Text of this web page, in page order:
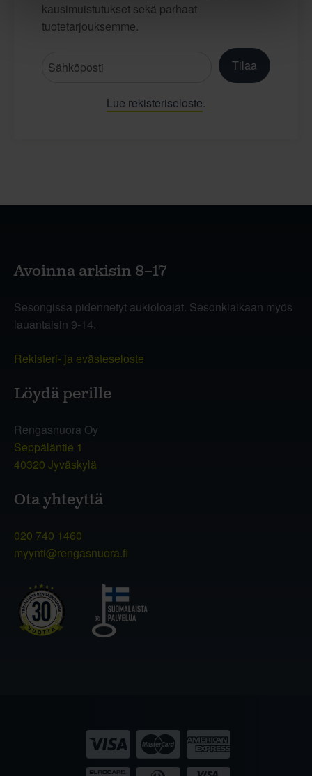
kausimuistutukset sekä parhaat
tuotetarjouksemme.
Tilaa
Lue rekisteriseloste.
Avoinna arkisin 8–17
Sesongissa pidennetyt aukioloajat. Sesonkiaikaan myös
lauantaisin 9-14.
Rekisteri- ja evästeseloste
Löydä perille
Rengasnuora Oy
Seppäläntie 1
40320 Jyväskylä
Ota yhteyttä
020 740 1460
myynti@rengasnuora.fi